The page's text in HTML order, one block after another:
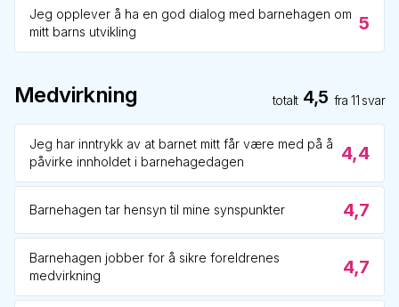
Jeg opplever å ha en god dialog med barnehagen om
mitt barns utvikling
5
Medvirkning totalt 4,5 fra11 svar
Jeg har inntrykk av at barnet mitt får være med på å
påvirke innholdet i barnehagedagen
4,4
Barnehagen tar hensyn til mine synspunkter 4,7
Barnehagen jobber for å sikre foreldrenes
medvirkning
4,7